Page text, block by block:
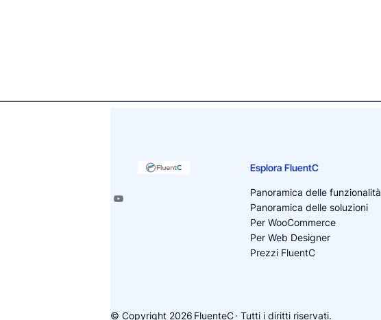
Esplora FluentC
Panoramica delle funzionalità
Panoramica delle soluzioni
Per WooCommerce
Per Web Designer
Prezzi FluentC
© Copyright 2026 FluenteC· Tutti i diritti riservati.